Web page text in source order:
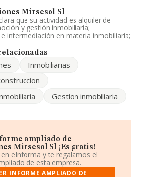
Mirsesol Sl
que su actividad es alquiler de
y gestión inmobiliaria;
intermediación en materia inmobiliaria;
y gestión de materiales y
La empresa está registrada
y otros alojamientos de corta
exportación.
ha bajado un 33% y
de la compañía ha estado por
de sector.
de empresas elaborado por
a los niveles de facturación,
de la compañía que: frente al año 2024,
ha posicionado 21 puestos por debajo
pasando del 1.852 al 1.873. Éstas
Inmobiliarias
Gestion inmobiliaria
ampliado de
Mirsesol Sl ¡Es gratis!
en eInforma y te regalamos el
de esta empresa.
INFORME AMPLIADO DE